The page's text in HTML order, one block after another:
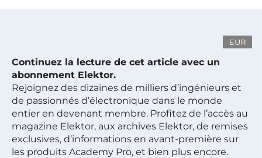
EUR
Continuez la lecture de cet article avec un
abonnement Elektor.
Rejoignez des dizaines de milliers d’ingénieurs et
de passionnés d’électronique dans le monde
entier en devenant membre. Profitez de l’accès au
magazine Elektor, aux archives Elektor, de remises
exclusives, d’informations en avant-première sur
les produits Academy Pro, et bien plus encore.